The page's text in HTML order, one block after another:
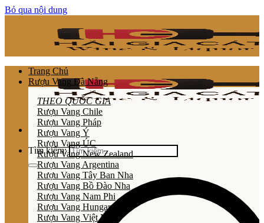
Bỏ qua nội dung
Tìm kiếm:
Trang Chủ
Rượu Vang Đà Nẵng
THEO QUỐC GIA
Rượu Vang Chile
Rượu Vang Pháp
Rượu Vang Ý
Rượu Vang ÚC
Rượu Vang New Zealand
Rượu Vang Argentina
Rượu Vang Tây Ban Nha
Rượu Vang Bồ Đào Nha
Rượu Vang Nam Phi
Rượu Vang Hungary
Rượu Vang Việt Nam